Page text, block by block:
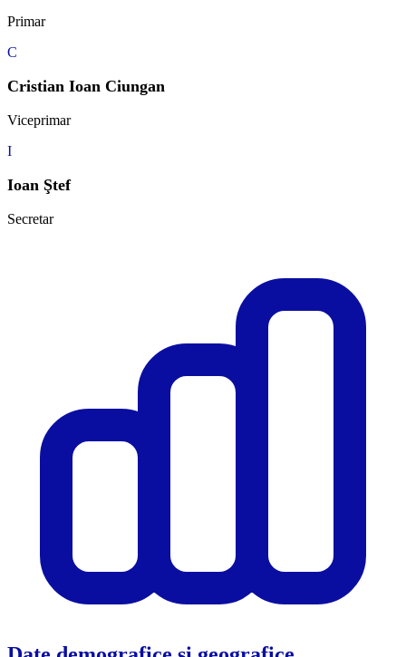
Primar
C
Cristian Ioan Ciungan
Viceprimar
I
Ioan Ştef
Secretar